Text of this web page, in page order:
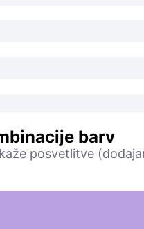
barv
posvetlitve